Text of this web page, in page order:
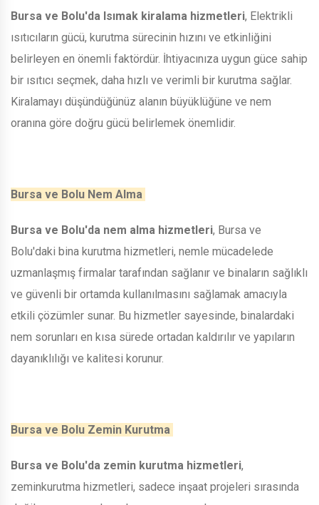
Bursa ve Bolu'da Isımak kiralama hizmetleri, Elektrikli
ısıtıcıların gücü, kurutma sürecinin hızını ve etkinliğini
belirleyen en önemli faktördür. İhtiyacınıza uygun güce sahip
bir ısıtıcı seçmek, daha hızlı ve verimli bir kurutma sağlar.
Kiralamayı düşündüğünüz alanın büyüklüğüne ve nem
oranına göre doğru gücü belirlemek önemlidir.
Bursa ve Bolu Nem Alma
Bursa ve Bolu'da nem alma hizmetleri, Bursa ve
Bolu'daki bina kurutma hizmetleri, nemle mücadelede
uzmanlaşmış firmalar tarafından sağlanır ve binaların sağlıklı
ve güvenli bir ortamda kullanılmasını sağlamak amacıyla
etkili çözümler sunar. Bu hizmetler sayesinde, binalardaki
nem sorunları en kısa sürede ortadan kaldırılır ve yapıların
dayanıklılığı ve kalitesi korunur.
Bursa ve Bolu Zemin Kurutma
Bursa ve Bolu'da zemin kurutma hizmetleri,
zeminkurutma hizmetleri, sadece inşaat projeleri sırasında